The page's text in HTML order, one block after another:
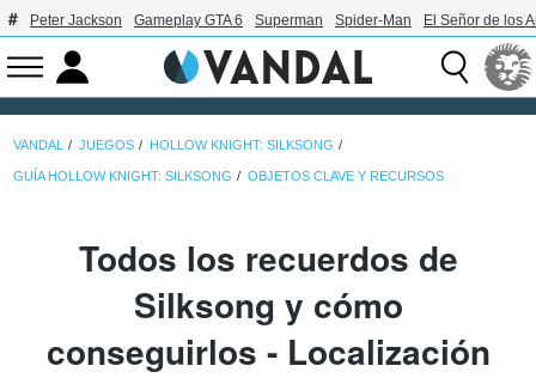
Peter Jackson Gameplay GTA 6 Superman Spider-Man El Señor de los
VANDAL JUEGOS HOLLOW KNIGHT: SILKSONG
GUÍA HOLLOW KNIGHT: SILKSONG OBJETOS CLAVE Y RECURSOS
Todos los recuerdos de
Silksong y cómo
conseguirlos - Localización